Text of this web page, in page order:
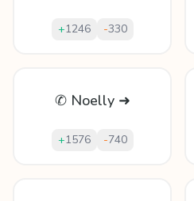
+1246 -330
✆ Noelly ➜
+1576 -740